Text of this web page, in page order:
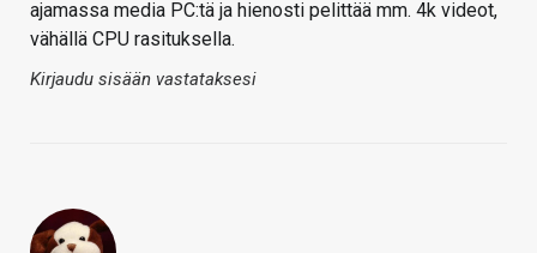
ajamassa media PC:tä ja hienosti pelittää mm. 4k videot,
vähällä CPU rasituksella.
Kirjaudu sisään vastataksesi